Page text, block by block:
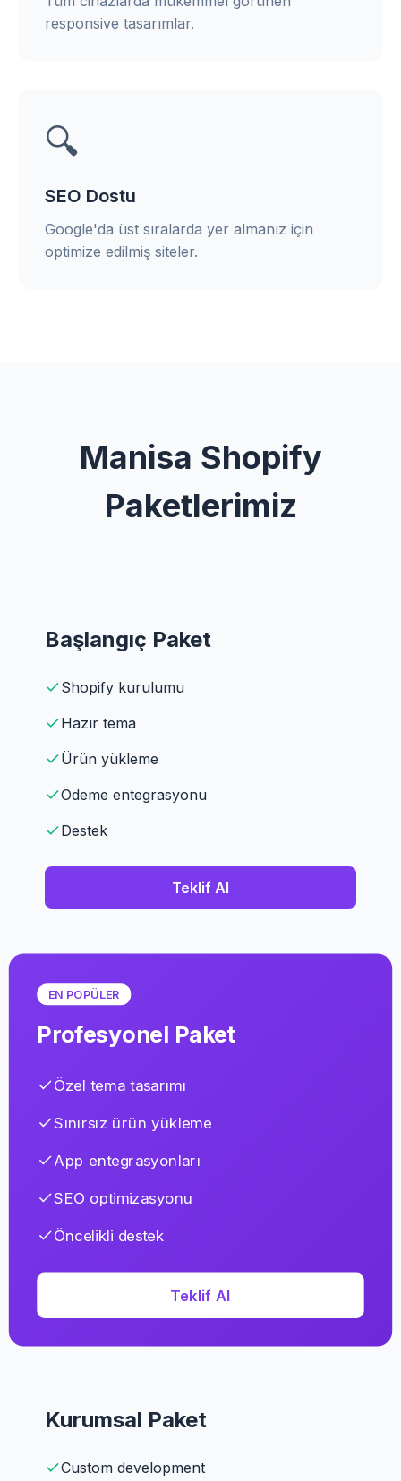
responsive tasarımlar.
🔍
SEO Dostu
Google'da üst sıralarda yer almanız için
optimize edilmiş siteler.
Manisa Shopify
Paketlerimiz
Başlangıç Paket
Shopify kurulumu
Hazır tema
Ürün yükleme
Ödeme entegrasyonu
Destek
Teklif Al
EN POPÜLER
Profesyonel Paket
Özel tema tasarımı
Sınırsız ürün yükleme
App entegrasyonları
SEO optimizasyonu
Öncelikli destek
Teklif Al
Kurumsal Paket
Custom development